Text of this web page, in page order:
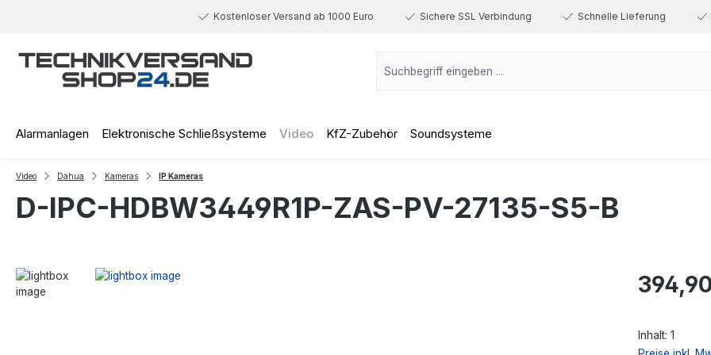
Kostenloser Versand ab 1000 Euro Sichere SSL Verbindung Schnelle Lieferung
Alarmanlagen Elektronische Schließsysteme Video KfZ-Zubehör Soundsysteme
Video Dahua Kameras IP Kameras
D-IPC-HDBW3449R1P-ZAS-PV-27135-S5-B
Regulärer
Inhalt: 1